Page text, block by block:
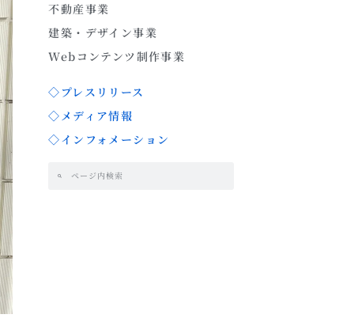
不動産事業
建築・デザイン事業
Webコンテンツ制作事業
◇プレスリリース
◇メディア情報
◇インフォメーション